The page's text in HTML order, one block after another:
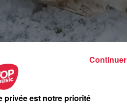
privée est notre priorité